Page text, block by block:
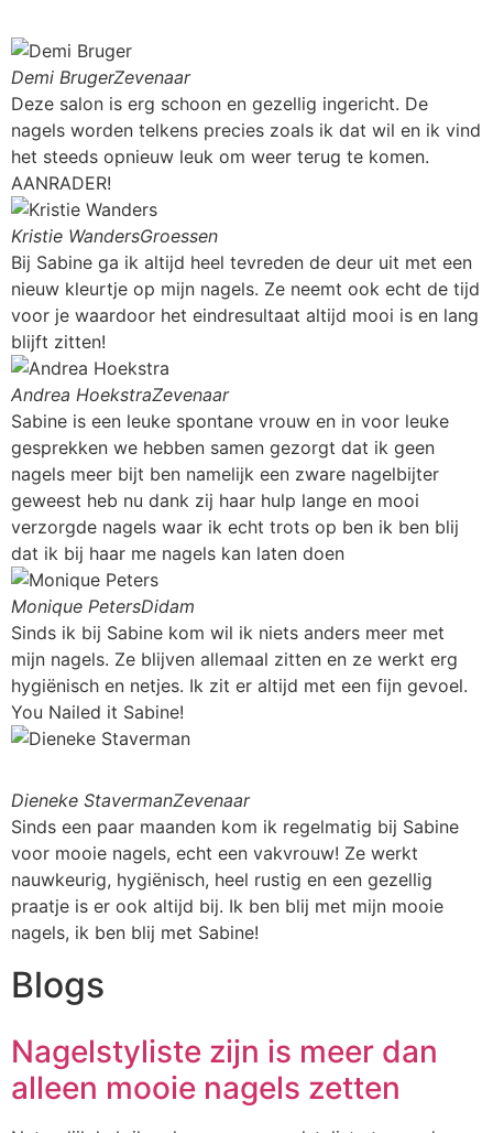
Demi BrugerZevenaar
Deze salon is erg schoon en gezellig ingericht. De
nagels worden telkens precies zoals ik dat wil en ik vind
het steeds opnieuw leuk om weer terug te komen.
AANRADER!
Kristie WandersGroessen
Bij Sabine ga ik altijd heel tevreden de deur uit met een
nieuw kleurtje op mijn nagels. Ze neemt ook echt de tijd
voor je waardoor het eindresultaat altijd mooi is en lang
blijft zitten!
Andrea HoekstraZevenaar
Sabine is een leuke spontane vrouw en in voor leuke
gesprekken we hebben samen gezorgt dat ik geen
nagels meer bijt ben namelijk een zware nagelbijter
geweest heb nu dank zij haar hulp lange en mooi
verzorgde nagels waar ik echt trots op ben ik ben blij
dat ik bij haar me nagels kan laten doen
Monique PetersDidam
Sinds ik bij Sabine kom wil ik niets anders meer met
mijn nagels. Ze blijven allemaal zitten en ze werkt erg
hygiënisch en netjes. Ik zit er altijd met een fijn gevoel.
You Nailed it Sabine!
Dieneke StavermanZevenaar
Sinds een paar maanden kom ik regelmatig bij Sabine
voor mooie nagels, echt een vakvrouw! Ze werkt
nauwkeurig, hygiënisch, heel rustig en een gezellig
praatje is er ook altijd bij. Ik ben blij met mijn mooie
nagels, ik ben blij met Sabine!
Blogs
Nagelstyliste zijn is meer dan
alleen mooie nagels zetten